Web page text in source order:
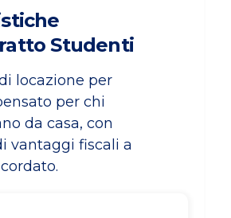
Studenti
locazione per
per chi
da casa, con
vantaggi fiscali a